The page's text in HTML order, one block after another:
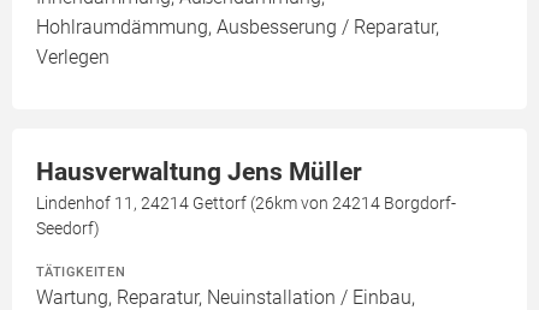
Hohlraumdämmung, Ausbesserung / Reparatur,
Verlegen
Hausverwaltung Jens Müller
Lindenhof 11, 24214 Gettorf (26km von 24214 Borgdorf-
Seedorf)
TÄTIGKEITEN
Wartung, Reparatur, Neuinstallation / Einbau,